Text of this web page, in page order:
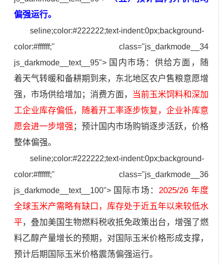
偏强运行。
seline;color:#222222;text-indent:0px;background-
color:#ffffff;" class="js_darkmode__34
js_darkmode__text__95"> 国内市场：供给方面，随
着天气转暖和备耕期到来，东北地区农户售粮意愿增
强，市场供给增加；消费方面，
当前玉米饲料和深加
工企业库存偏低，随着开工率逐步恢复，企业补库意
愿会进一步增强 ；预计国内市场购销逐步活跃，价格
整体偏强。
seline;color:#222222;text-indent:0px;background-
color:#ffffff;" class="js_darkmode__36
js_darkmode__text__100"> 国际市场： 2025/26 年度
全球玉米产需略有缺口，库存处于近五年以来较低水
平，叠加美国生物燃料税收抵免政策出台，增强了燃
料乙醇产量增长的预期，对国际玉米价格形成支撑，
预计后期国际玉米价格震荡偏强运行。